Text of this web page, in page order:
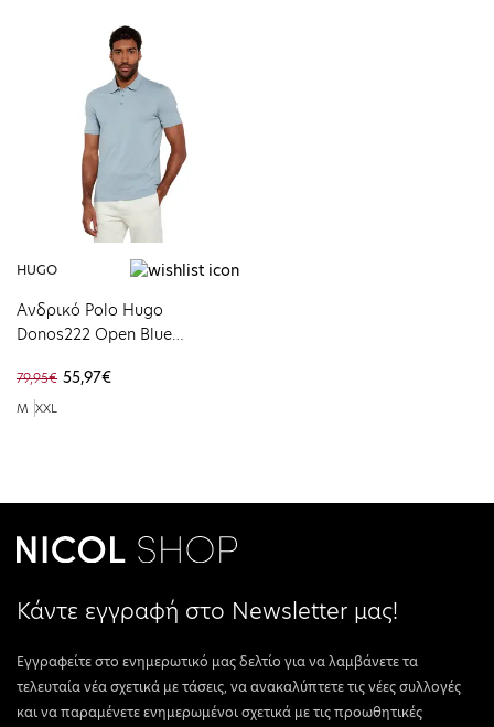
HUGO
Ανδρικό Polo Hugo
Donos222 Open Blue
79,95€ 55,97€
M XXL
Κάντε εγγραφή στο Newsletter μας!
Εγγραφείτε στο ενημερωτικό μας δελτίο για να λαμβάνετε τα
τελευταία νέα σχετικά με τάσεις, να ανακαλύπτετε τις νέες συλλογές
και να παραμένετε ενημερωμένοι σχετικά με τις προωθητικές